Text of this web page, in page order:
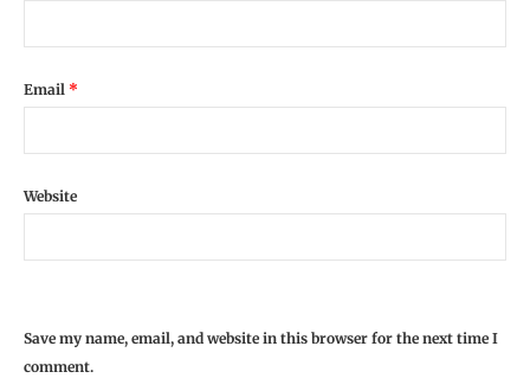
Email *
Website
Save my name, email, and website in this browser for the next time I
comment.